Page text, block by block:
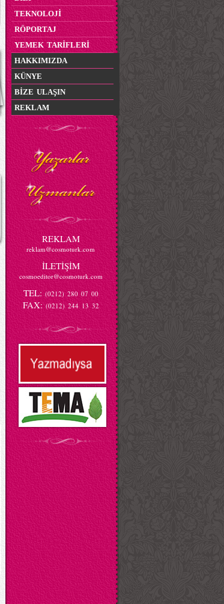
TEKNOLOJİ
RÖPORTAJ
YEMEK TARİFLERİ
HAKKIMIZDA
KÜNYE
BİZE ULAŞIN
REKLAM
REKLAM
reklam@cosmoturk.com
İLETİŞİM
cosmoeditor@cosmoturk.com
TEL: (0212) 280 07 00
FAX: (0212) 244 13 32